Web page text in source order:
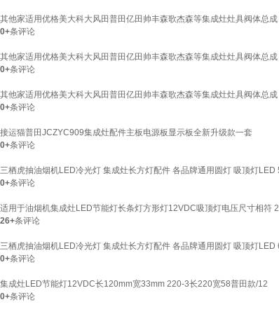
其他家适用优格美大科大风田普田亿田帅丰森歌杰森等集成灶灶具阀体总
0+条评论
其他家适用优格美大科大风田普田亿田帅丰森歌杰森等集成灶灶具阀体总
0+条评论
其他家适用优格美大科大风田普田亿田帅丰森歌杰森等集成灶灶具阀体总
0+条评论
接运猫普田JCZYC909集成灶配件主板电源板显示板全新升级款一套
0+条评论
三栖虎抽油烟机LED冷光灯 集成灶长方灯配件 各品牌通用圆灯 吸顶灯
0+条评论
适用于油烟机集成灶LED节能灯长条灯方形灯12VDC吸顶灯电压尺寸相符
26+条评论
三栖虎抽油烟机LED冷光灯 集成灶长方灯配件 各品牌通用圆灯 吸顶灯
0+条评论
集成灶LED节能灯12VDC长120mm宽33mm 220-3长220宽58普田款/12
0+条评论